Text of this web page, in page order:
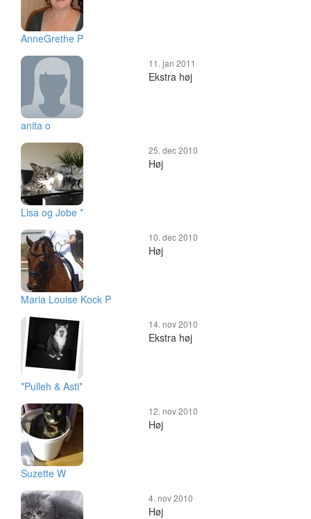
AnneGrethe P
anita o
11. jan 2011
Ekstra høj
Lisa og Jobe *
25. dec 2010
Høj
Maria Louise Kock P
10. dec 2010
Høj
*Pulleh & Asti*
14. nov 2010
Ekstra høj
Suzette W
12. nov 2010
Høj
4. nov 2010
Høj